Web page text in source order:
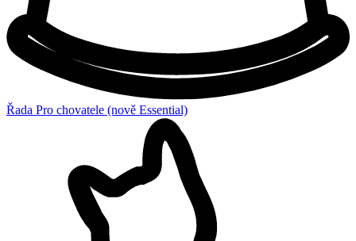
Řada Pro chovatele (nově Essential)